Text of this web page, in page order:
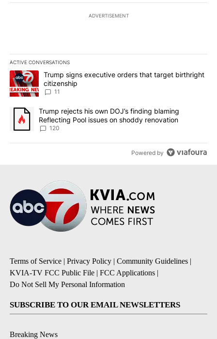
ADVERTISEMENT
ACTIVE CONVERSATIONS
The following is a list of the most commented articles in the last
A trending article titled "Trump signs executive orders that
Trump signs executive orders that target birthright
citizenship
11
A trending article titled "Trump rejects his own DOJ’s finding
Trump rejects his own DOJ’s finding blaming
Reflecting Pool issues on shoddy renovation
120
Powered by
Terms of Service | Privacy Policy | Community Guidelines |
KVIA-TV FCC Public File | FCC Applications |
Do Not Sell My Personal Information
SUBSCRIBE TO OUR EMAIL NEWSLETTERS
Breaking News